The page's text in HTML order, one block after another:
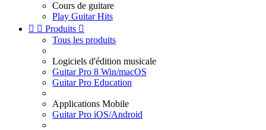
Cours de guitare
Play Guitar Hits
  Produits 
Tous les produits
Logiciels d'édition musicale
Guitar Pro 8 Win/macOS
Guitar Pro Education
Applications Mobile
Guitar Pro iOS/Android